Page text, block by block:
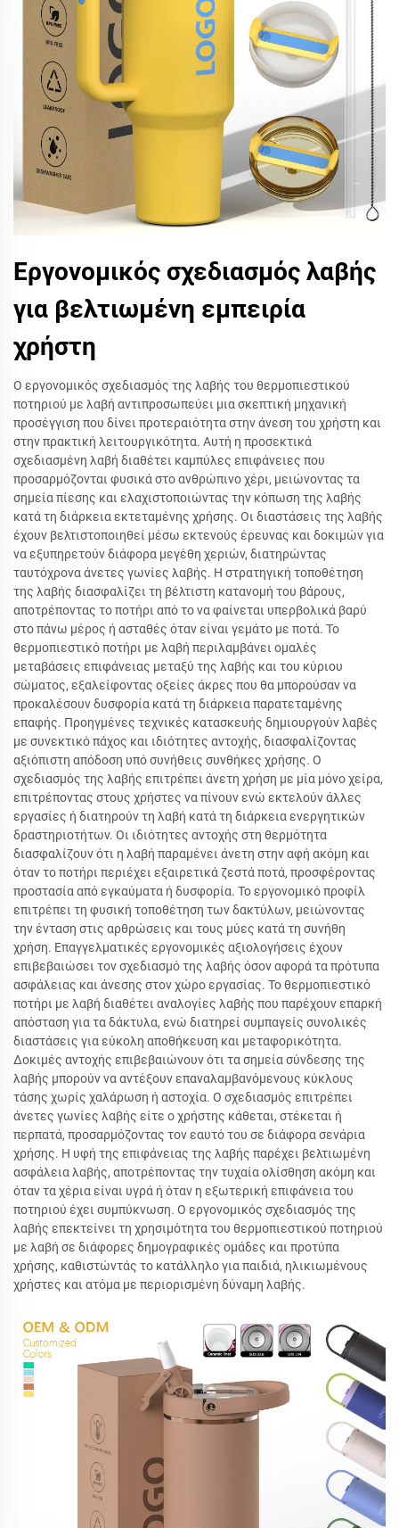
Εργονομικός σχεδιασμός λαβής
για βελτιωμένη εμπειρία
χρήστη
Ο εργονομικός σχεδιασμός της λαβής του θερμοπιεστικού
ποτηριού με λαβή αντιπροσωπεύει μια σκεπτική μηχανική
προσέγγιση που δίνει προτεραιότητα στην άνεση του χρήστη και
στην πρακτική λειτουργικότητα. Αυτή η προσεκτικά
σχεδιασμένη λαβή διαθέτει καμπύλες επιφάνειες που
προσαρμόζονται φυσικά στο ανθρώπινο χέρι, μειώνοντας τα
σημεία πίεσης και ελαχιστοποιώντας την κόπωση της λαβής
κατά τη διάρκεια εκτεταμένης χρήσης. Οι διαστάσεις της λαβής
έχουν βελτιστοποιηθεί μέσω εκτενούς έρευνας και δοκιμών για
να εξυπηρετούν διάφορα μεγέθη χεριών, διατηρώντας
ταυτόχρονα άνετες γωνίες λαβής. Η στρατηγική τοποθέτηση
της λαβής διασφαλίζει τη βέλτιστη κατανομή του βάρους,
αποτρέποντας το ποτήρι από το να φαίνεται υπερβολικά βαρύ
στο πάνω μέρος ή ασταθές όταν είναι γεμάτο με ποτά. Το
θερμοπιεστικό ποτήρι με λαβή περιλαμβάνει ομαλές
μεταβάσεις επιφάνειας μεταξύ της λαβής και του κύριου
σώματος, εξαλείφοντας οξείες άκρες που θα μπορούσαν να
προκαλέσουν δυσφορία κατά τη διάρκεια παρατεταμένης
επαφής. Προηγμένες τεχνικές κατασκευής δημιουργούν λαβές
με συνεκτικό πάχος και ιδιότητες αντοχής, διασφαλίζοντας
αξιόπιστη απόδοση υπό συνήθεις συνθήκες χρήσης. Ο
σχεδιασμός της λαβής επιτρέπει άνετη χρήση με μία μόνο χείρα,
επιτρέποντας στους χρήστες να πίνουν ενώ εκτελούν άλλες
εργασίες ή διατηρούν τη λαβή κατά τη διάρκεια ενεργητικών
δραστηριοτήτων. Οι ιδιότητες αντοχής στη θερμότητα
διασφαλίζουν ότι η λαβή παραμένει άνετη στην αφή ακόμη και
όταν το ποτήρι περιέχει εξαιρετικά ζεστά ποτά, προσφέροντας
προστασία από εγκαύματα ή δυσφορία. Το εργονομικό προφίλ
επιτρέπει τη φυσική τοποθέτηση των δακτύλων, μειώνοντας
την ένταση στις αρθρώσεις και τους μύες κατά τη συνήθη
χρήση. Επαγγελματικές εργονομικές αξιολογήσεις έχουν
επιβεβαιώσει τον σχεδιασμό της λαβής όσον αφορά τα πρότυπα
ασφάλειας και άνεσης στον χώρο εργασίας. Το θερμοπιεστικό
ποτήρι με λαβή διαθέτει αναλογίες λαβής που παρέχουν επαρκή
απόσταση για τα δάκτυλα, ενώ διατηρεί συμπαγείς συνολικές
διαστάσεις για εύκολη αποθήκευση και μεταφορικότητα.
Δοκιμές αντοχής επιβεβαιώνουν ότι τα σημεία σύνδεσης της
λαβής μπορούν να αντέξουν επαναλαμβανόμενους κύκλους
τάσης χωρίς χαλάρωση ή αστοχία. Ο σχεδιασμός επιτρέπει
άνετες γωνίες λαβής είτε ο χρήστης κάθεται, στέκεται ή
περπατά, προσαρμόζοντας τον εαυτό του σε διάφορα σενάρια
χρήσης. Η υφή της επιφάνειας της λαβής παρέχει βελτιωμένη
ασφάλεια λαβής, αποτρέποντας την τυχαία ολίσθηση ακόμη και
όταν τα χέρια είναι υγρά ή όταν η εξωτερική επιφάνεια του
ποτηριού έχει συμπύκνωση. Ο εργονομικός σχεδιασμός της
λαβής επεκτείνει τη χρησιμότητα του θερμοπιεστικού ποτηριού
με λαβή σε διάφορες δημογραφικές ομάδες και προτύπα
χρήσης, καθιστώντάς το κατάλληλο για παιδιά, ηλικιωμένους
χρήστες και ατόμα με περιορισμένη δύναμη λαβής.